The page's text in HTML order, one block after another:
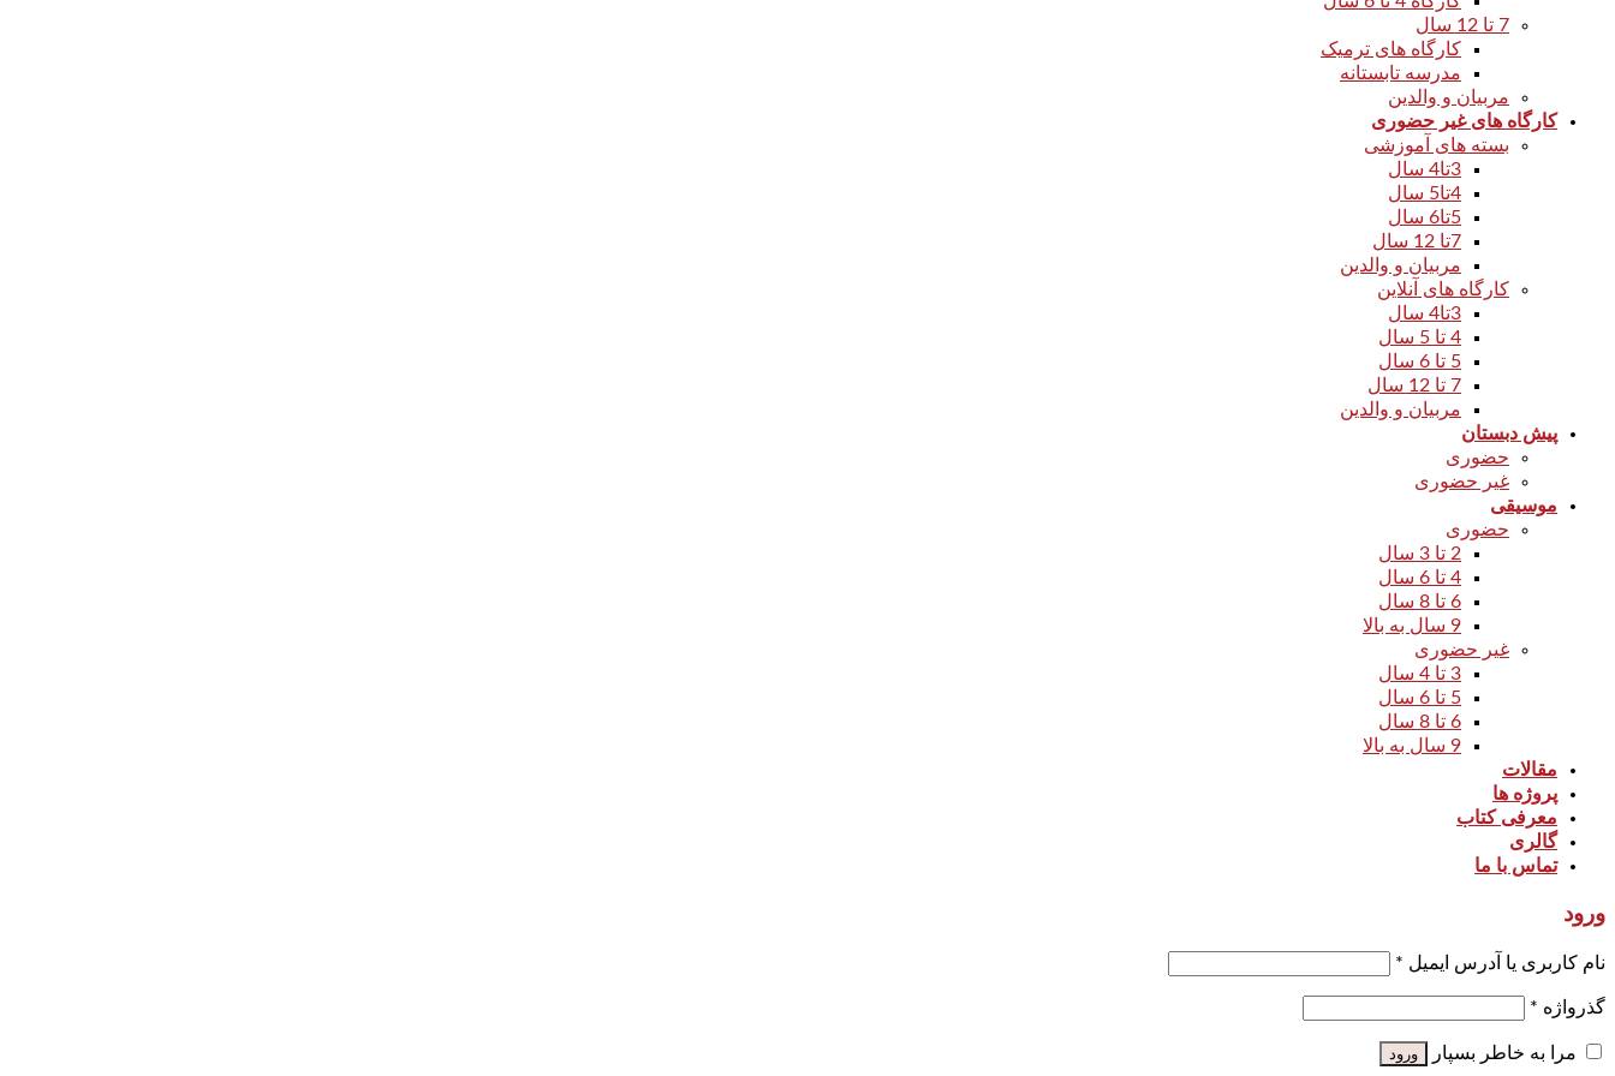
7 تا 12 سال
کارگاه های ترمیک
مدرسه تابستانه
مربیان و والدین
کارگاه های غیر حضوری
بسته های آموزشی
3تا4 سال
4تا5 سال
5تا6 سال
7تا 12 سال
مربیان و والدین
کارگاه های آنلاین
3تا4 سال
4 تا 5 سال
5 تا 6 سال
7 تا 12 سال
مربیان و والدین
پیش دبستان
حضوری
غیر حضوری
موسیقی
حضوری
2 تا 3 سال
4 تا 6 سال
6 تا 8 سال
9 سال به بالا
غیر حضوری
3 تا 4 سال
5 تا 6 سال
6 تا 8 سال
9 سال به بالا
مقالات
پروژه ها
معرفی کتاب
گالری
تماس با ما
ورود
نام کاربری یا آدرس ایمیل *
گذرواژه *
مرا به خاطر بسپار ورود